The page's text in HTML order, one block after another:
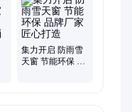
集力开启 防雨雪
天窗 节能环保 品